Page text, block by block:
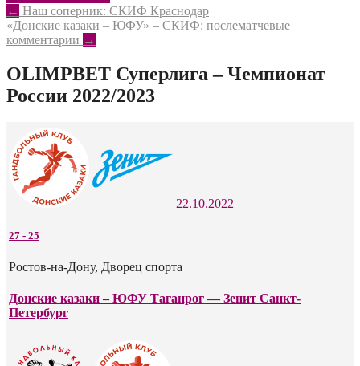
новом
окне)
новом
окне)
Post
navigation
← Наш соперник: СКИФ Краснодар
«Донские казаки – ЮФУ» – СКИФ: послематчевые
комментарии →
OLIMPBET Суперлига – Чемпионат
России 2022/2023
22.10.2022
27 - 25
Ростов-на-Дону, Дворец спорта
Донские казаки – ЮФУ Таганрог — Зенит Санкт-
Петербург